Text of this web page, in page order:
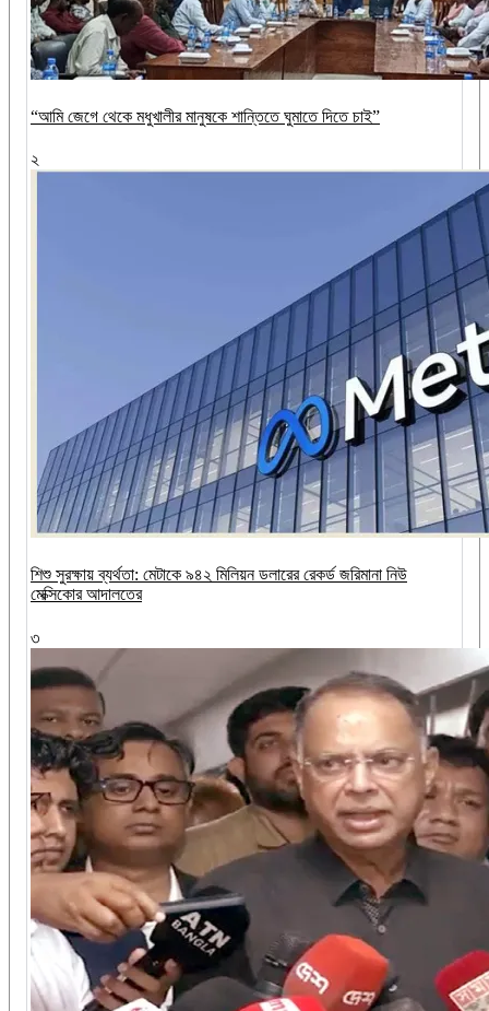
“আমি জেগে থেকে মধুখালীর মানুষকে শান্তিতে ঘুমাতে দিতে চাই”
২
শিশু সুরক্ষায় ব্যর্থতা: মেটাকে ৯৪২ মিলিয়ন ডলারের রেকর্ড জরিমানা নিউ
মেক্সিকোর আদালতের
৩